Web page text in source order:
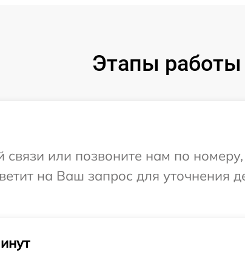
Этапы работы
или позвоните нам по
на Ваш запрос для уточнения